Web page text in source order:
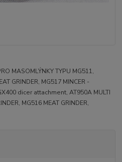
MASOMLÝNKY TYPU MG511,
GRINDER, MG517 MINCER -
dicer attachment, AT950A MULTI
MG516 MEAT GRINDER,